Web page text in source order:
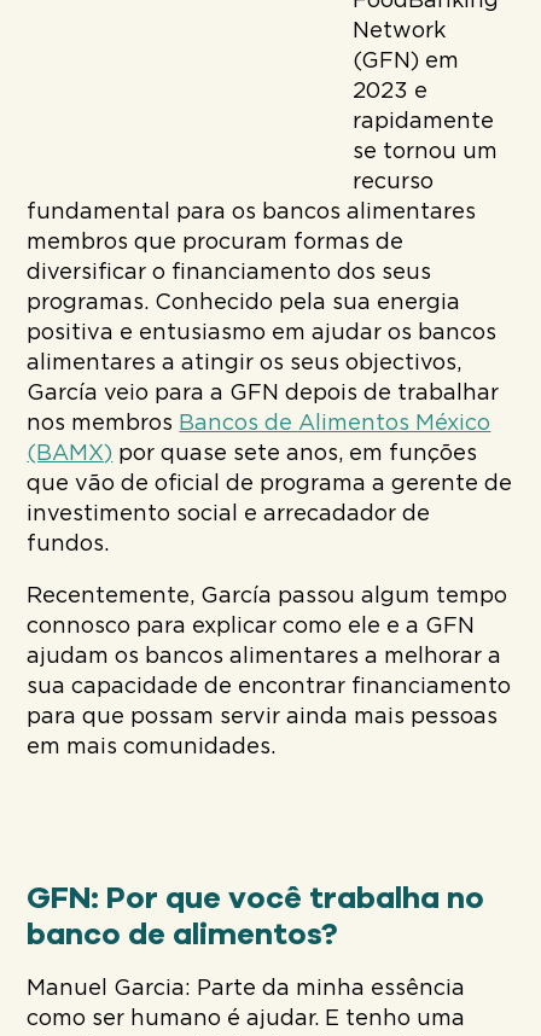
Network
(GFN) em
2023 e
rapidamente
se tornou um
recurso
fundamental para os bancos alimentares
membros que procuram formas de
diversificar o financiamento dos seus
programas. Conhecido pela sua energia
positiva e entusiasmo em ajudar os bancos
alimentares a atingir os seus objectivos,
García veio para a GFN depois de trabalhar
nos membros Bancos de Alimentos México
(BAMX) por quase sete anos, em funções
que vão de oficial de programa a gerente de
investimento social e arrecadador de
fundos.
Recentemente, García passou algum tempo
connosco para explicar como ele e a GFN
ajudam os bancos alimentares a melhorar a
sua capacidade de encontrar financiamento
para que possam servir ainda mais pessoas
em mais comunidades.
GFN: Por que você trabalha no
banco de alimentos?
Manuel Garcia: Parte da minha essência
como ser humano é ajudar. E tenho uma